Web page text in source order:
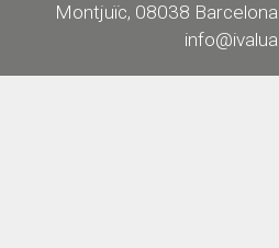
Montjuïc, 08038